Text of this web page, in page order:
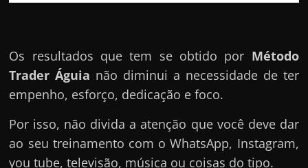
Os resultados que tem se obtido por Método
Trader Águia não diminui a necessidade de ter
empenho, esforço, dedicação e foco.
Por isso, não divida a atenção que você deve dar
ao seu treinamento com o WhatsApp, Instagram,
you tube, televisão, música ou coisas do tipo.